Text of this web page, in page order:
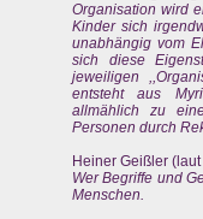
Organisation wird
Kinder sich
unabhängig vom
sich diese
jeweiligen
entsteht aus
allmählich zu
Personen durch
Heiner Geißler (laut
Wer Begriffe und
Menschen.